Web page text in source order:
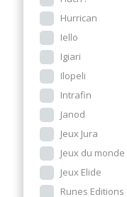
Hurrican
Iello
Igiari
Ilopeli
Intrafin
Janod
Jeux Jura
Jeux du monde
Jeux Elide
Runes Editions